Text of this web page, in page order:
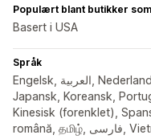
Populært blant butikker
Basert i USA
Språk
Engelsk, العربية, Nederlandsk, Fransk, Tysk, Hindi, Italiensk,
Japansk, Koreansk,
Kinesisk (forenklet),
română, தமிழ், فارسی, Vietnamesisk, Dansk, Tyrkisk, Tsjekkisk,